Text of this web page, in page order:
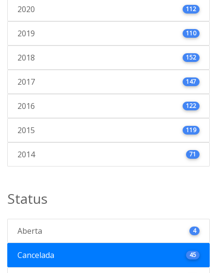
2020 112
2019 110
2018 152
2017 147
2016 122
2015 119
2014 71
Status
Aberta 4
Cancelada 45